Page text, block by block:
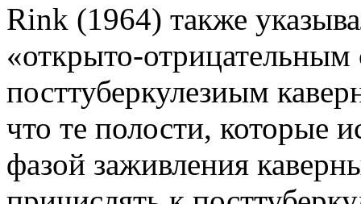
Rink (1964) также
«открыто-
посттуберкулезиым
что те полости, которые
фазой заживления